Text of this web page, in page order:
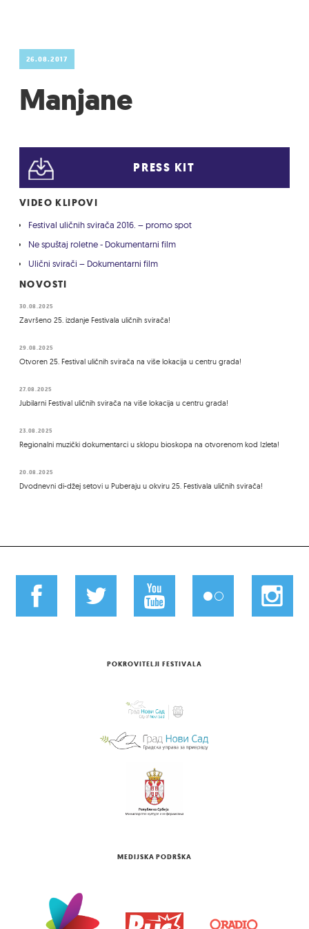
26.08.2017
Manjane
PRESS KIT
VIDEO KLIPOVI
Festival uličnih svirača 2016. – promo spot
Ne spuštaj roletne - Dokumentarni film
Ulični svirači – Dokumentarni film
NOVOSTI
30.08.2025
Završeno 25. izdanje Festivala uličnih svirača!
29.08.2025
Otvoren 25. Festival uličnih svirača na više lokacija u centru grada!
27.08.2025
Jubilarni Festival uličnih svirača na više lokacija u centru grada!
23.08.2025
Regionalni muzički dokumentarci u sklopu bioskopa na otvorenom kod Izleta!
20.08.2025
Dvodnevni di-džej setovi u Puberaju u okviru 25. Festivala uličnih svirača!
POKROVITELJI FESTIVALA
MEDIJSKA PODRŠKA